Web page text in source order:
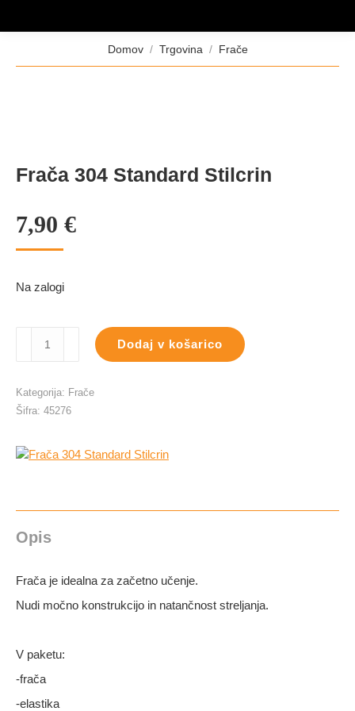
Tukaj ste:
Domov Trgovina Frače
Frača 304 Standard Stilcrin
7,90 €
Na zalogi
količina
Dodaj v košarico
Kategorija: Frače
Šifra: 45276
Opis
Frača je idealna za začetno učenje.
Nudi močno konstrukcijo in natančnost streljanja.
V paketu:
-frača
-elastika